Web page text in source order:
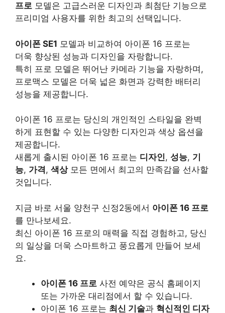
프로 모델은 고급스러운 디자인과 최첨단 기능으로
프리미엄 사용자를 위한 최고의 선택입니다.
아이폰 SE1 모델과 비교하여 아이폰 16 프로는
더욱 향상된 성능과 디자인을 자랑합니다.
특히 프로 모델은 뛰어난 카메라 기능을 자랑하며,
프로맥스 모델은 더욱 넓은 화면과 강력한 배터리
성능을 제공합니다.
아이폰 16 프로는 당신의 개인적인 스타일을 완벽
하게 표현할 수 있는 다양한 디자인과 색상 옵션을
제공합니다.
새롭게 출시된 아이폰 16 프로는 디자인, 성능, 기
능, 가격, 색상모든 면에서 최고의 만족감을 선사할
것입니다.
지금 바로 서울 양천구 신정2동에서 아이폰 16 프로
를 만나보세요.
최신 아이폰 16 프로의 매력을 직접 경험하고, 당신
의 일상을 더욱 스마트하고 풍요롭게 만들어 보세
요.
아이폰 16 프로 사전 예약은 공식 홈페이지
또는 가까운 대리점에서 할 수 있습니다.
아이폰 16 프로는 최신 기술과 혁신적인 디자